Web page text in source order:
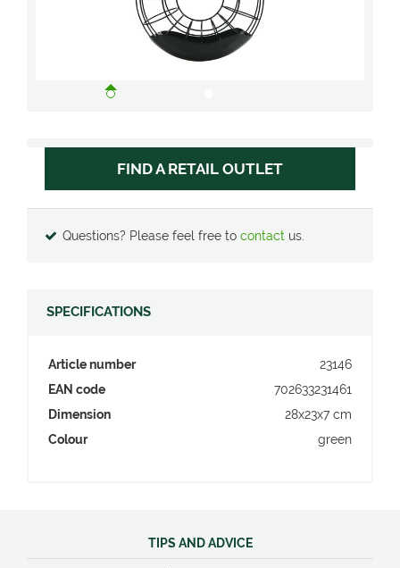
FIND A RETAIL OUTLET
Questions? Please feel free to contact us.
SPECIFICATIONS
Article number
23146
EAN code
702633231461
Dimension
28x23x7 cm
Colour
green
TIPS AND ADVICE